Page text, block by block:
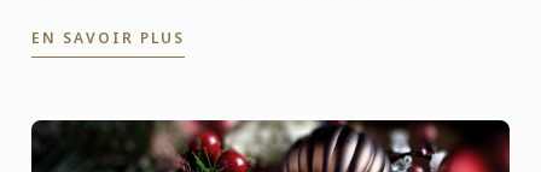
un ...
EN SAVOIR PLUS